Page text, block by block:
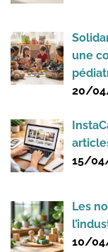
une
20/
15/
Les
10/